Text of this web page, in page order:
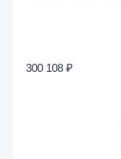
300 108 ₽